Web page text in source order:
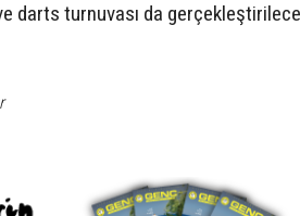
darts turnuvası da